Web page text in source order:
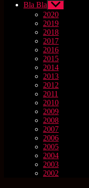
Bla Bla Untermenü
anzeigen
2020
2019
2018
2017
2016
2015
2014
2013
2012
2011
2010
2009
2008
2007
2006
2005
2004
2003
2002